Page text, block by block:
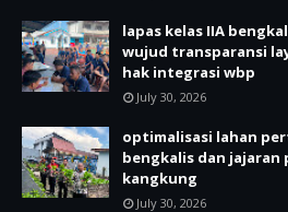
lapas kelas IIA
wujud transparansi
hak integrasi wbp
July 30, 2026
optimalisasi lahan
bengkalis dan jajaran
kangkung
July 30, 2026